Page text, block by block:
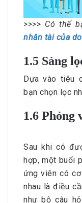
>>>> Có thể
nhân tài của
1.5 Sàng
Dựa vào tiêu
bạn chọn lọc
1.6 Phỏng
Sau khi có
hợp, một buổi
ứng viên có
nhau là điều
như bộ câu